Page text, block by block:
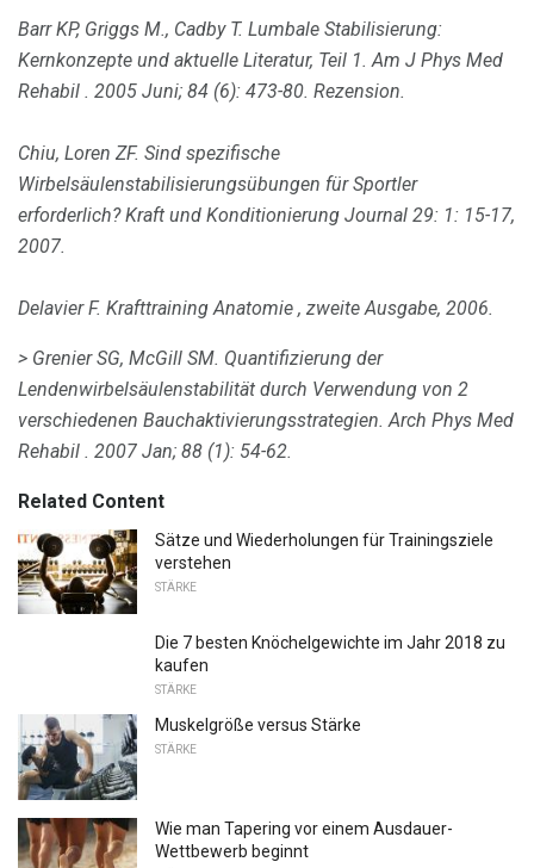
Barr KP, Griggs M., Cadby T. Lumbale Stabilisierung:
Kernkonzepte und aktuelle Literatur, Teil 1. Am J Phys Med
Rehabil . 2005 Juni; 84 (6): 473-80. Rezension.
Chiu, Loren ZF. Sind spezifische
Wirbelsäulenstabilisierungsübungen für Sportler
erforderlich? Kraft und Konditionierung Journal 29: 1: 15-17,
2007.
Delavier F. Krafttraining Anatomie , zweite Ausgabe, 2006.
> Grenier SG, McGill SM. Quantifizierung der
Lendenwirbelsäulenstabilität durch Verwendung von 2
verschiedenen Bauchaktivierungsstrategien. Arch Phys Med
Rehabil . 2007 Jan; 88 (1): 54-62.
Related Content
Sätze und Wiederholungen für Trainingsziele
verstehen
STÄRKE
Die 7 besten Knöchelgewichte im Jahr 2018 zu
kaufen
STÄRKE
Muskelgröße versus Stärke
STÄRKE
Wie man Tapering vor einem Ausdauer-
Wettbewerb beginnt